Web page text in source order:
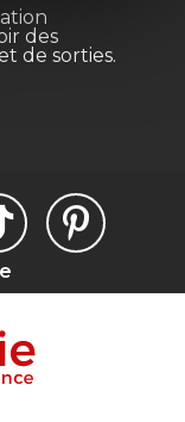
des
de sorties.